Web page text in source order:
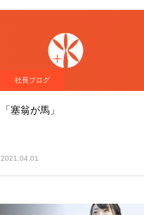
社長ブログ
「塞翁が馬」
2021.04.01